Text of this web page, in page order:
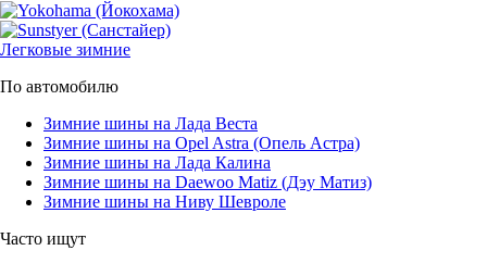
Легковые зимние
По автомобилю
Зимние шины на Лада Веста
Зимние шины на Opel Astra (Опель Астра)
Зимние шины на Лада Калина
Зимние шины на Daewoo Matiz (Дэу Матиз)
Зимние шины на Ниву Шевроле
Часто ищут